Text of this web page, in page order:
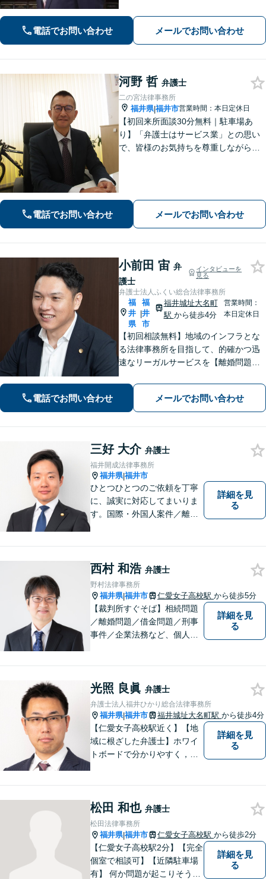
続・相続放棄ご相談ください
電話でお問い合わせ メールでお問い合わせ
河野 哲 弁護士
二の宮法律事務所
福井県|福井市営業時間：本日定休日
【初回来所面談30分無料｜駐車場あ
り】「弁護士はサービス業」との思い
で、皆様のお気持ちを尊重しながら解
直通電話｜事前予約で夜間・休日可】
【完全個室】
電話でお問い合わせ メールでお問い合わせ
小前田 宙 弁
護士
インタビューを
見る
弁護士法人ふくい総合法律事務所
福
井
県
|
福
井
市
福井城址大名町
駅 から徒歩4分
営業時間：
本日定休日
【初回相談無料】地域のインフラとな
る法律事務所を目指して、的確かつ迅
速なリーガルサービスを【離婚問題】
お任せください【相続問題】福井密着
型事務所として地域特性を活かしたア
ドバイスを【福井駅7分】
電話でお問い合わせ メールでお問い合わせ
三好 大介 弁護士
福井開成法律事務所
福井県|福井市
ひとつひとつのご依頼を丁寧
に、誠実に対応してまいりま
す。国際・外国人案件／離
故／刑事弁護・犯罪被害者な
ど、幅広く対応可能。お気軽
にご相談ください。
詳細を見
る
西村 和浩 弁護士
野村法律事務所
福井県|福井市 仁愛女子高校駅 から徒歩5分
【裁判所すぐそば】相続問題
／離婚問題／借金問題／刑事
事件／企業法務など、個人・
お気軽にご相談ください。
【法テラス利用可】【完全個
室】【夜間・休日面談可】
詳細を見
る
光照 良眞 弁護士
弁護士法人福井ひかり総合法律事務所
福井県|福井市 福井城址大名町駅 から徒歩4分
【仁愛女子高校駅近く】【地
域に根ざした弁護士】ホワイ
トボードで分かりやすく，納
幅広く対応可能。【明確な料
金体系】法律トラブルでお悩
むの方は、お気軽にご相談く
ださい。
詳細を見
る
松田 和也 弁護士
松田法律事務所
福井県|福井市 仁愛女子高校駅 から徒歩2分
【仁愛女子高校駅2分】【完全
個室で相談可】【近隣駐車場
有】 何か問題が起こりそうと
詳細を見
る